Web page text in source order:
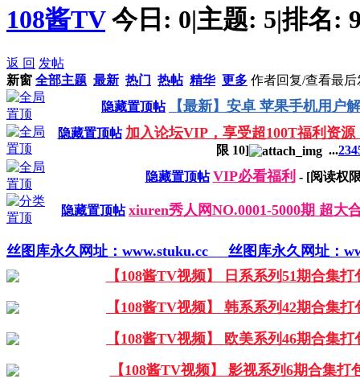
108酱TV 今日: 0|主题: 5|排名:
返 回 发帖
新窗 全部主题 最新 热门 热帖 精华 更多 作者回复/查看最后
隐藏置顶帖
【最新】安卓 苹果手机用户
隐藏置顶帖 加入论坛VIP，享受超100T福利资
限 10] ...234
隐藏置顶帖 VIP必看福利 - [阅读权
隐藏置顶帖 xiuren秀人网NO.0001-5000期 超大
丝图库永久网址：www.stuku.cc 丝图库永久网址：
【108酱TV视频】 日系系列51期合集打
【108酱TV视频】 韩系系列42期合集打
【108酱TV视频】 欧美系列46期合集打
【108酱TV视频】 影视系列6期合集打